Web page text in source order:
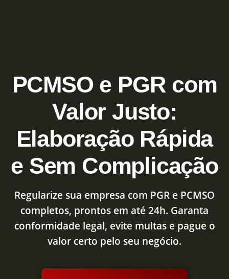
PCMSO e PGR com
Valor Justo:
Elaboração Rápida
e Sem Complicação
Regularize sua empresa com PGR e PCMSO
completos, prontos em até 24h. Garanta
conformidade legal, evite multas e pague o
valor certo pelo seu negócio.